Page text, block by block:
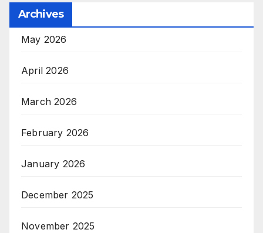
Archives
May 2026
April 2026
March 2026
February 2026
January 2026
December 2025
November 2025